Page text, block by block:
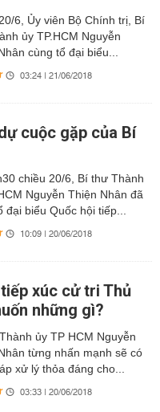
6, Ủy viên Bộ Chính trị, Bí
ủy TP.HCM Nguyễn
cùng tổ đại biểu...
03:24 | 21/06/2018
cuộc gặp của Bí
chiều 20/6, Bí thư Thành
Nguyễn Thiện Nhân đã
đại biểu Quốc hội tiếp...
10:09 | 20/06/2018
xúc cử tri Thủ
những gì?
ủy TP HCM Nguyễn
từng nhấn mạnh sẽ có
xử lý thỏa đáng cho...
03:33 | 20/06/2018